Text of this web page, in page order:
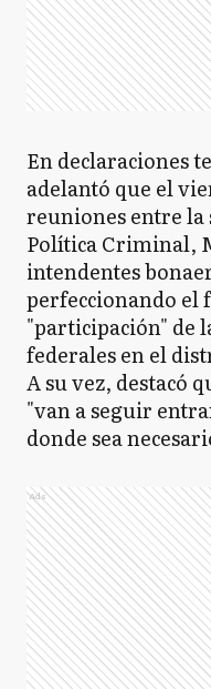
En declaraciones
adelantó que el
reuniones entre la
Política Criminal,
intendentes
perfeccionando el
"participación" de
federales en el
A su vez, destacó
"van a seguir
donde sea
Ads